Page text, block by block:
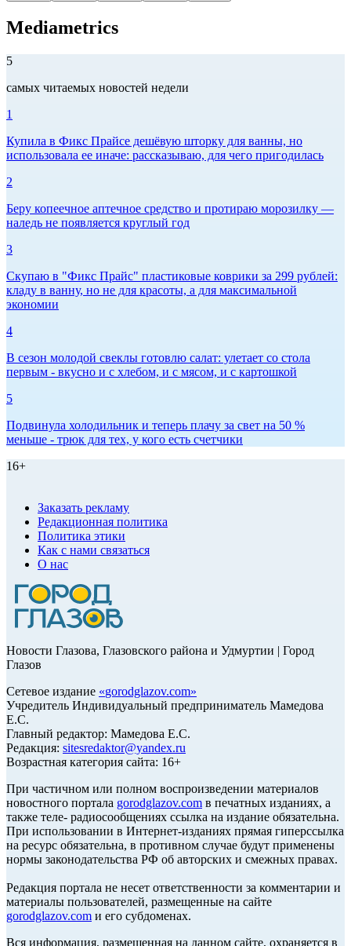
Mediametrics
5
самых читаемых новостей недели
1
Купила в Фикс Прайсе дешёвую шторку для ванны, но
использовала ее иначе: рассказываю, для чего пригодилась
2
Беру копеечное аптечное средство и протираю морозилку —
наледь не появляется круглый год
3
Скупаю в "Фикс Прайс" пластиковые коврики за 299 рублей:
кладу в ванну, но не для красоты, а для максимальной
экономии
4
В сезон молодой свеклы готовлю салат: улетает со стола
первым - вкусно и с хлебом, и с мясом, и с картошкой
5
Подвинула холодильник и теперь плачу за свет на 50 %
меньше - трюк для тех, у кого есть счетчики
16+
Заказать рекламу
Редакционная политика
Политика этики
Как с нами связаться
О нас
Новости Глазова, Глазовского района и Удмуртии | Город
Глазов
Сетевое издание «gorodglazov.com»
Учредитель Индивидуальный предприниматель Мамедова
Е.С.
Главный редактор: Мамедова Е.С.
Редакция: sitesredaktor@yandex.ru
Возрастная категория сайта: 16+
При частичном или полном воспроизведении материалов
новостного портала gorodglazov.com в печатных изданиях, а
также теле- радиосообщениях ссылка на издание обязательна.
При использовании в Интернет-изданиях прямая гиперссылка
на ресурс обязательна, в противном случае будут применены
нормы законодательства РФ об авторских и смежных правах.
Редакция портала не несет ответственности за комментарии и
материалы пользователей, размещенные на сайте
gorodglazov.com и его субдоменах.
Вся информация, размещенная на данном сайте, охраняется в